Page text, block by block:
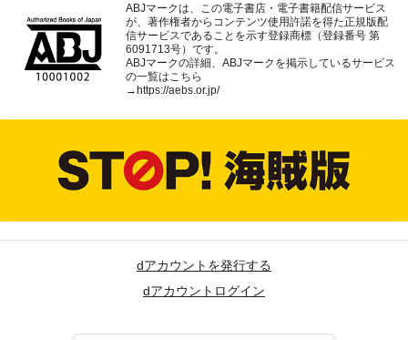
ABJマークは、この電子書店・電子書籍配信サービス
が、著作権者からコンテンツ使用許諾を得た正規版配
信サービスであることを示す登録商標（登録番号 第
6091713号）です。
ABJマークの詳細、ABJマークを掲示しているサービス
の一覧はこちら
→https://aebs.or.jp/
dアカウントを発行する
dアカウントログイン